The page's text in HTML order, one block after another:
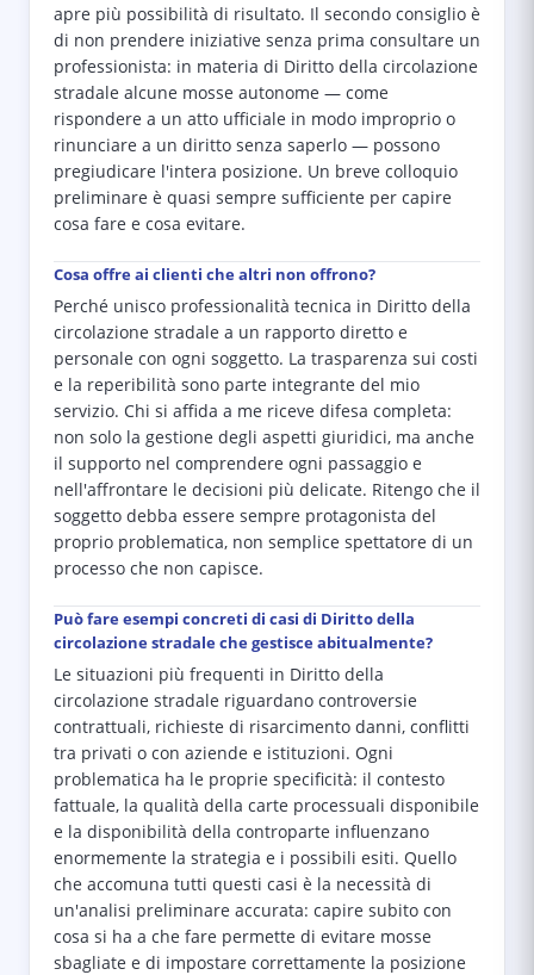
apre più possibilità di risultato. Il secondo consiglio è
di non prendere iniziative senza prima consultare un
professionista: in materia di Diritto della circolazione
stradale alcune mosse autonome — come
rispondere a un atto ufficiale in modo improprio o
rinunciare a un diritto senza saperlo — possono
pregiudicare l'intera posizione. Un breve colloquio
preliminare è quasi sempre sufficiente per capire
cosa fare e cosa evitare.
Cosa offre ai clienti che altri non offrono?
Perché unisco professionalità tecnica in Diritto della
circolazione stradale a un rapporto diretto e
personale con ogni soggetto. La trasparenza sui costi
e la reperibilità sono parte integrante del mio
servizio. Chi si affida a me riceve difesa completa:
non solo la gestione degli aspetti giuridici, ma anche
il supporto nel comprendere ogni passaggio e
nell'affrontare le decisioni più delicate. Ritengo che il
soggetto debba essere sempre protagonista del
proprio problematica, non semplice spettatore di un
processo che non capisce.
Può fare esempi concreti di casi di Diritto della
circolazione stradale che gestisce abitualmente?
Le situazioni più frequenti in Diritto della
circolazione stradale riguardano controversie
contrattuali, richieste di risarcimento danni, conflitti
tra privati o con aziende e istituzioni. Ogni
problematica ha le proprie specificità: il contesto
fattuale, la qualità della carte processuali disponibile
e la disponibilità della controparte influenzano
enormemente la strategia e i possibili esiti. Quello
che accomuna tutti questi casi è la necessità di
un'analisi preliminare accurata: capire subito con
cosa si ha a che fare permette di evitare mosse
sbagliate e di impostare correttamente la posizione